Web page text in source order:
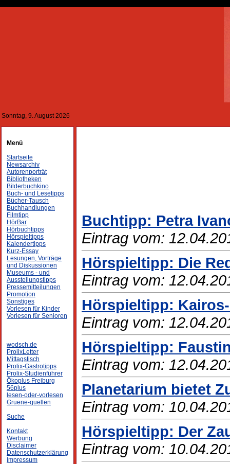
Sonntag, 9. August 2026
Menü
Startseite
Newsarchiv
Autorenporträt
Bibliotheken
Bilderbuchkino
Buch- und Lesetipps
Bücher-Tausch
Buchhandlungen
Filmtipp
HörBar
Hörbuchtipps
Hörspieltipps
Kalendertipps
Kurz-Essay
Lesungen, Vorträge
und Diskussionen
Museums - und
Ausstellungstipps
Pressemitteilungen
Promotion
Sonstiges
Vorlesen für Kinder
Vorlesen für Senioren
wodsch.de
ProlixLetter
Mittagstisch
Prolix-Gastrotipps
Prolix-Studienführer
Ökoplus Freiburg
56plus
lesen-oder-vorlesen
Gruene-quellen
Suche
Kontakt
Werbung
Disclaimer
Datenschutzerklärung
Impressum
Buchtipp: Petra
Eintrag vom:
Hörspieltipp: Die
Eintrag vom:
Hörspieltipp:
Eintrag vom:
Hörspieltipp:
Eintrag vom:
Planetarium bietet
Eintrag vom:
Hörspieltipp: Der
Eintrag vom: